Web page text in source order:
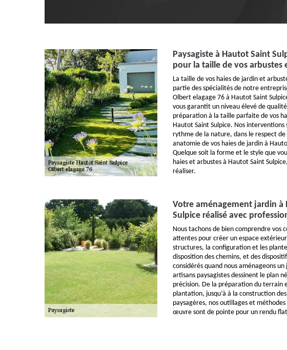
Paysagiste à Hautot Saint
pour la taille de vos arbustes
La taille de vos haies de jardin et
partie des spécialités de notre
Olbert elagage 76 à Hautot Saint
vous garantit un niveau élevé de
préparation à la taille parfaite de vos
Hautot Saint Sulpice. Nos interventions
rythme de la nature, dans le respect
anatomie de vos haies de jardin à
Quelque soit la forme et le style que
haies et arbustes à Hautot Saint
réaliser.
Votre aménagement jardin à
Sulpice réalisé avec
Nous tachons de bien comprendre vos
attentes pour créer un espace
structures, la configuration et les
disposition des chemins, et des
considérés quand nous aménageons un
artisans paysagistes dessinent le plan
précision. De la préparation du terrain
plantation, jusqu’à à la construction
paysagères, nos outillages et méthodes
œuvre sont de pointe pour un rendu